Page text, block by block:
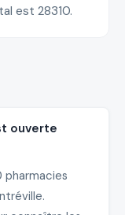
est 28310.
ouverte
pharmacies